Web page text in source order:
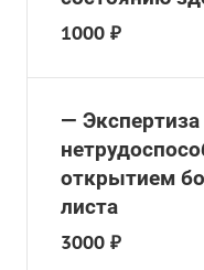
1000 ₽
— Экспертиза
открытием
листа
3000 ₽